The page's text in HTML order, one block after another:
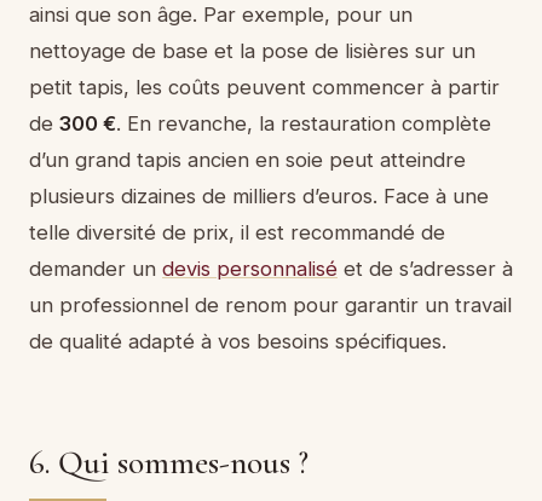
ainsi que son âge. Par exemple, pour un
nettoyage de base et la pose de lisières sur un
petit tapis, les coûts peuvent commencer à partir
de 300 €. En revanche, la restauration complète
d’un grand tapis ancien en soie peut atteindre
plusieurs dizaines de milliers d’euros. Face à une
telle diversité de prix, il est recommandé de
demander un devis personnalisé et de s’adresser à
un professionnel de renom pour garantir un travail
de qualité adapté à vos besoins spécifiques.
6. Qui sommes-nous ?